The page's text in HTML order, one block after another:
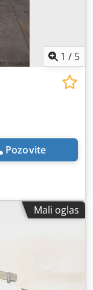
1 / 5
Pozovite
Mali oglas